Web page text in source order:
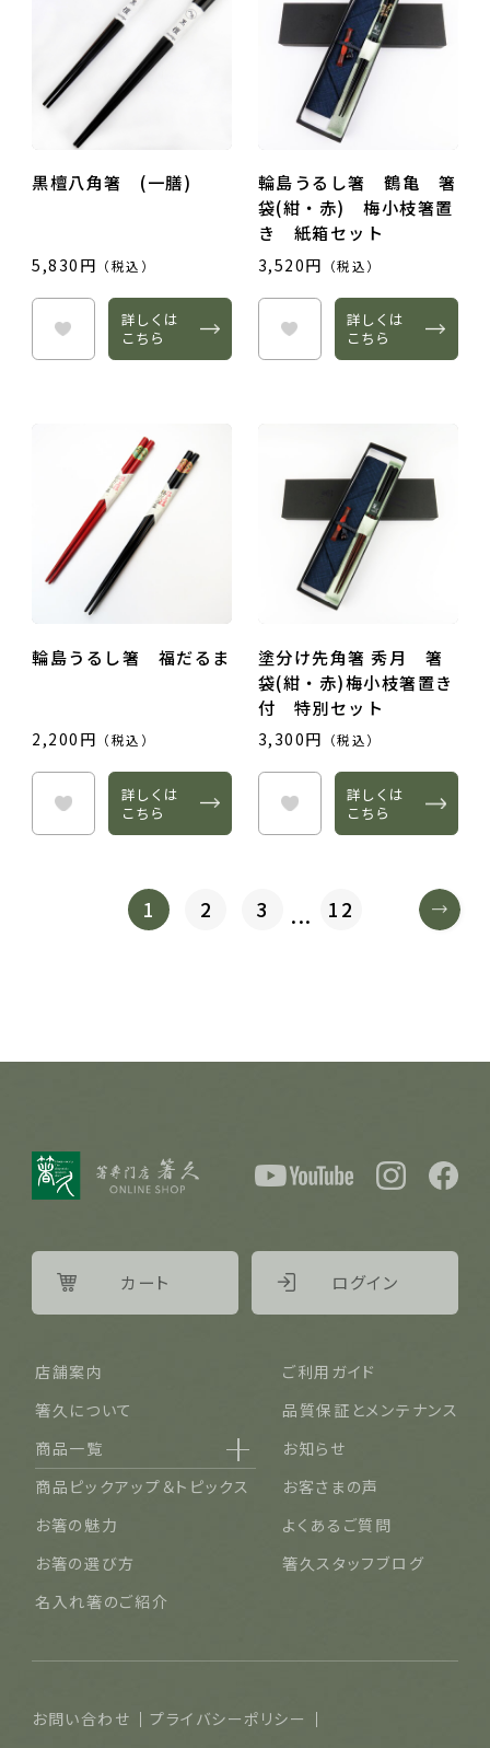
黒檀八角箸 (一膳)
5,830円 （税込）
詳しくは
こちら
輪島うるし箸 鶴亀 箸
袋(紺・赤) 梅小枝箸置
き 紙箱セット
3,520円 （税込）
詳しくは
こちら
輪島うるし箸 福だるま
2,200円 （税込）
詳しくは
こちら
塗分け先角箸 秀月 箸
袋(紺・赤)梅小枝箸置き
付 特別セット
3,300円 （税込）
詳しくは
こちら
1 2 3 ... 12
店舗案内
ご利用ガイド
箸久について
品質保証とメンテナンス
商品一覧
名入れ可能なお箸
結婚祝い・結婚記念日
長寿祝い・賀寿（還暦・古希・米寿など）
ご夫婦・ご両親へ（夫婦箸）
退職祝い
お知らせ
商品ピックアップ＆トピックス
お客さまの声
お箸の魅力
よくあるご質問
お箸の選び方
箸久スタッフブログ
名入れ箸のご紹介
カート ログイン
お問い合わせ
プライバシーポリシー